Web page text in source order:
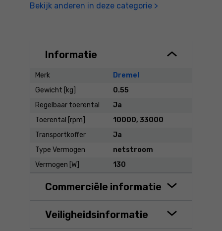
Bekijk anderen in deze categorie >
Informatie
Merk
Dremel
Gewicht [kg]
0.55
Regelbaar toerental
Ja
Toerental [rpm]
10000, 33000
Transportkoffer
Ja
Type Vermogen
netstroom
Vermogen [W]
130
Commerciële informatie
Veiligheidsinformatie